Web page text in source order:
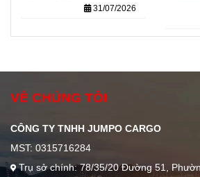
Nào?
Những
Chằng
31/07/2026
VỀ CHÚNG TÔI
CÔNG TY TNHH JUMPO CARGO
MST: 0315716284
Trụ sở chính: 78/35/20 Đường 51,